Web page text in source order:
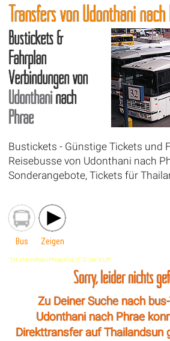
Transfers von Udonthani nach
Bustickets &
Fahrplan
Verbindungen von
Udonthaninach
Phrae
Bustickets - Günstige Tickets und
Reisebusse von Udonthani nach
Sonderangebote, Tickets für
Bus Zeigen
'TH',Udonthani,Phrae,bus,'0','0','de','EUR'
Sorry, leider nichts
Zu Deiner Suche nach
Udonthani nach Phrae
Direkttransfer auf Thailandsun